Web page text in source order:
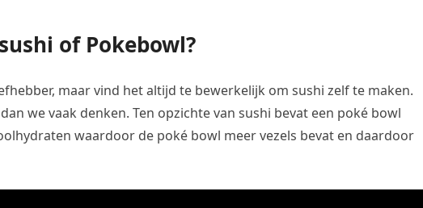
of Pokebowl?
maar vind het altijd te bewerkelijk om sushi zelf te maken.
we vaak denken. Ten opzichte van sushi bevat een poké bowl
waardoor de poké bowl meer vezels bevat en daardoor